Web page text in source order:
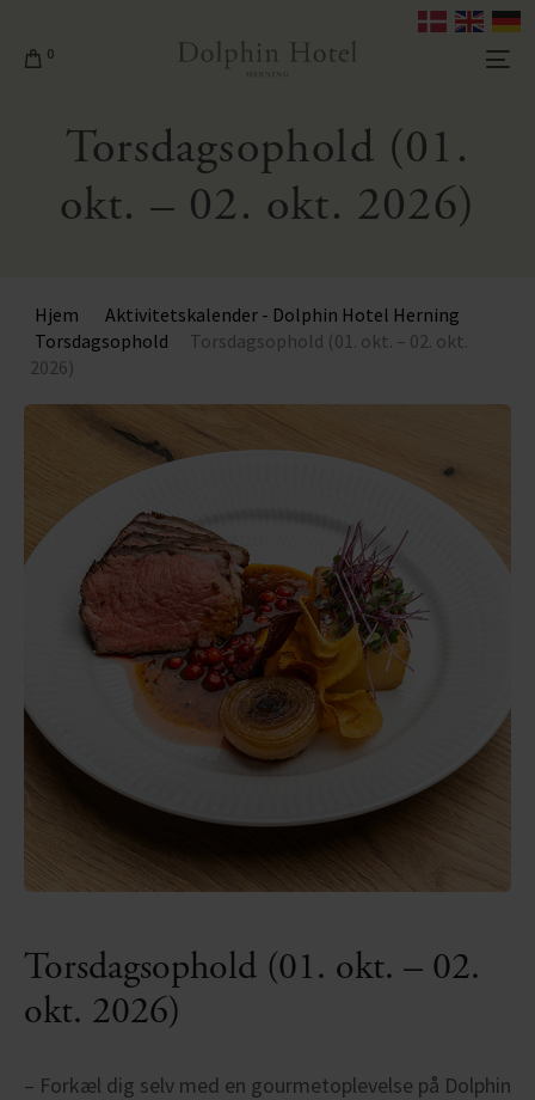
0
Torsdagsophold (01.
okt. – 02. okt. 2026)
Hjem
Aktivitetskalender - Dolphin Hotel Herning
Torsdagsophold
Torsdagsophold (01. okt. – 02. okt.
2026)
Torsdagsophold (01. okt. – 02.
okt. 2026)
– Forkæl dig selv med en gourmetoplevelse på Dolphin